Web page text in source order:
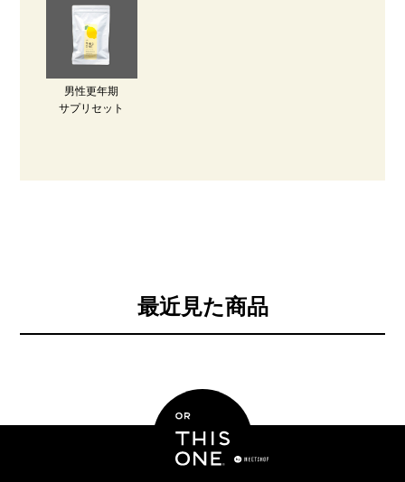
男性更年期
サプリセット
最近見た商品